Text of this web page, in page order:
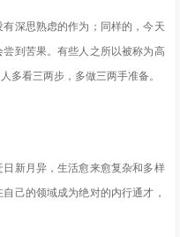
深思熟虑的作为；同样的，今天
到苦果。有些人之所以被称为高
多看三两步，多做三两手准备。
新月异，生活愈来愈复杂和多样
己的领域成为绝对的内行通才，